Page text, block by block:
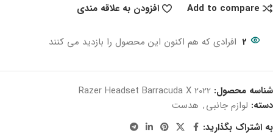
Add to compare
افزودن به علاقه مندی
2 افرادی که هم اکنون این محصول را بازدید می کنند
شناسه محصول: Razer Headset Barracuda X 2022
دسته: لوازم جانبی, هدست
به اشتراک بگذارید: